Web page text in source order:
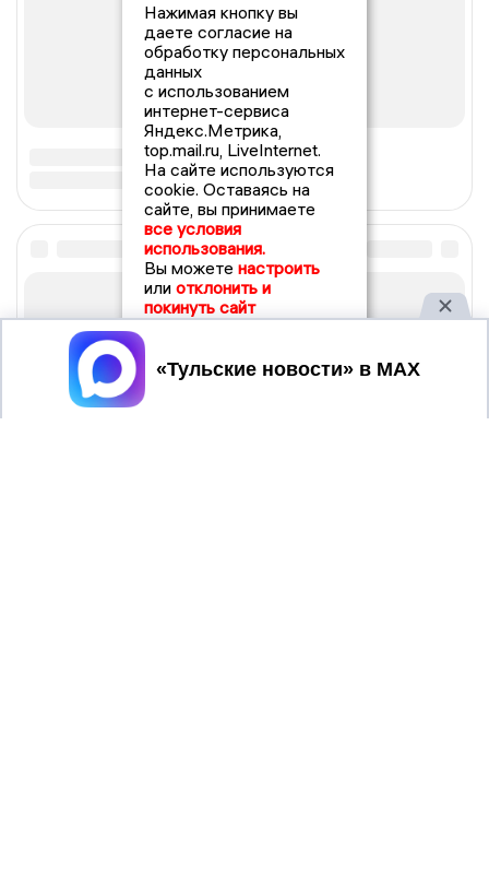
Нажимая кнопку вы
даете согласие на
обработку персональных
данных
с использованием
интернет-сервиса
Яндекс.Метрика,
top.mail.ru, LiveInternet.
На сайте используются
cookie. Оставаясь на
сайте, вы принимаете
все условия
использования.
Вы можете настроить
или отклонить и
покинуть сайт
Принять